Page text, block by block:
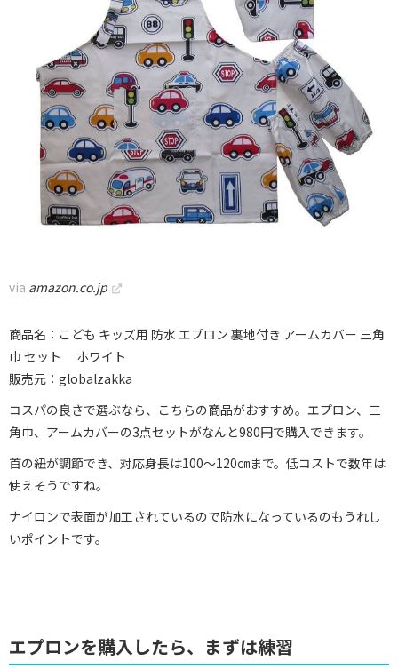
via amazon.co.jp
商品名：こども キッズ用 防水 エプロン 裏地付き アームカバー 三角
巾 セット ホワイト
販売元：globalzakka
コスパの良さで選ぶなら、こちらの商品がおすすめ。エプロン、三
角巾、アームカバーの3点セットがなんと980円で購入できます。
首の紐が調節でき、対応身長は100～120㎝まで。低コストで数年は
使えそうですね。
ナイロンで表面が加工されているので防水になっているのもうれし
いポイントです。
エプロンを購入したら、まずは練習